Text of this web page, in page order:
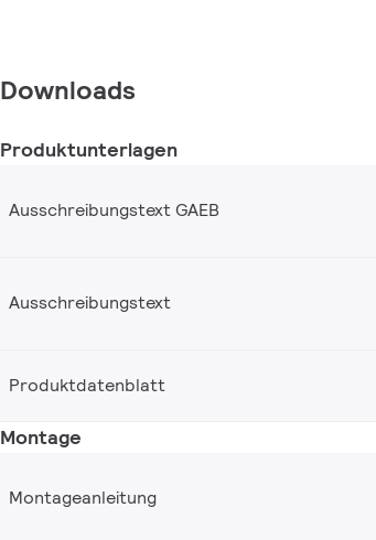
Downloads
Produktunterlagen
Ausschreibungstext GAEB
Ausschreibungstext
Produktdatenblatt
Montage
Montageanleitung